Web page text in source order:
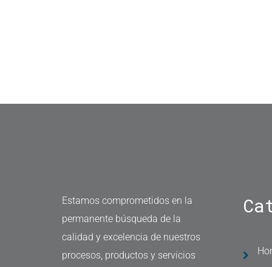
Estamos comprometidos en la
permanente búsqueda de la
calidad y excelencia de nuestros
procesos, productos y servicios